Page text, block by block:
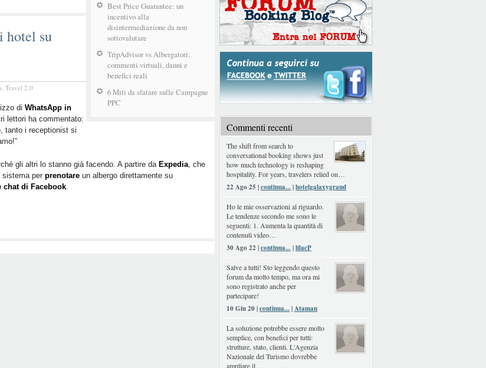
Best Price Guarantee: un
incentivo alla
disintermediazione da non
sottovalutare
TripAdvisor vs Albergatori:
commenti virtuali, danni e
benefici reali
6 Miti da sfatare sulle Campagne
PPC
hotel su
, Travel 2.0
di WhatsApp in
lettori ha commentato:
tanto i receptionist si
gli altri lo stanno già facendo. A partire da Expedia, che
sistema per prenotare un albergo direttamente su
chat di Facebook.
Commenti recenti
The shift from search to
conversational booking shows just
how much technology is reshaping
hospitality. For years, travelers relied on…
22 Ago 25 |continua...|hotelgalaxygrand
Ho le mie osservazioni al riguardo.
Le tendenze secondo me sono le
seguenti: 1. Aumenta la quantità di
contenuti video…
30 Ago 22 |continua...|lilacP
Salve a tutti! Sto leggendo questo
forum da molto tempo, ma ora mi
sono registrato anche per
partecipare!
10 Giu 20 |continua...|Ataman
La soluzione potrebbe essere molto
semplice, con benefici per tutti:
strutture, stato, clienti. L'Agenzia
Nazionale del Turismo dovrebbe
ampliare il…